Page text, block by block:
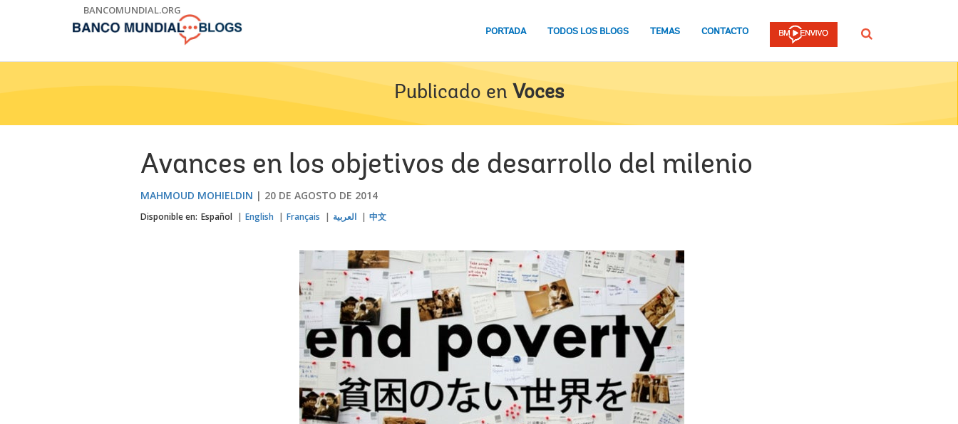
BANCOMUNDIAL.ORG
PORTADA TODOS LOS BLOGS TEMAS CONTACTO Buscar
Publicado en Voces
Avances en los objetivos de desarrollo del milenio
MAHMOUD MOHIELDIN 20 DE AGOSTO DE 2014
Disponible en: Español English Français العربية 中文